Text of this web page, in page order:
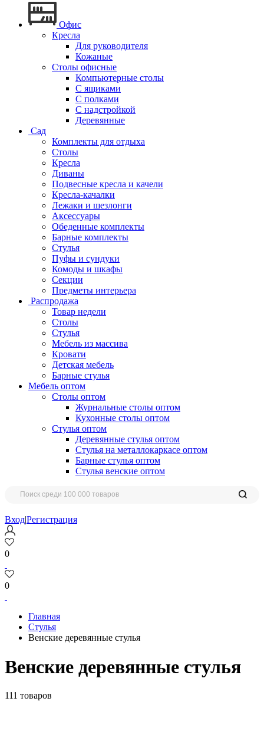
Офис
Кресла
Для руководителя
Кожаные
Столы офисные
Компьютерные столы
С ящиками
С полками
С надстройкой
Деревянные
Сад
Комплекты для отдыха
Столы
Кресла
Диваны
Подвесные кресла и качели
Кресла-качалки
Лежаки и шезлонги
Аксессуары
Обеденные комплекты
Барные комплекты
Стулья
Пуфы и сундуки
Комоды и шкафы
Секции
Предметы интерьера
Распродажа
Товар недели
Столы
Стулья
Мебель из массива
Кровати
Детская мебель
Барные стулья
Мебель оптом
Столы оптом
Журнальные столы оптом
Кухонные столы оптом
Стулья оптом
Деревянные стулья оптом
Стулья на металлокаркасе оптом
Барные стулья оптом
Стулья венские оптом
Вход|Регистрация
0
0
Главная
Стулья
Венские деревянные стулья
Венские деревянные стулья
111 товаров